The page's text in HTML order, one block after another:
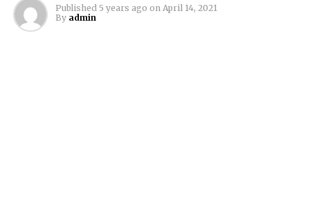
Published 5 years ago on April 14, 2021
By admin